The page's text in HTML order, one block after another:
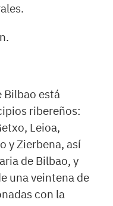
Bilbao está
ribereños:
Leioa,
y Zierbena, así
de Bilbao, y
una veintena de
con la